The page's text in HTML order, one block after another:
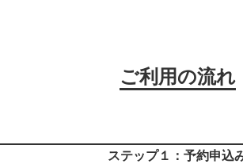
ご利用の流れ
ステップ１：予約申込